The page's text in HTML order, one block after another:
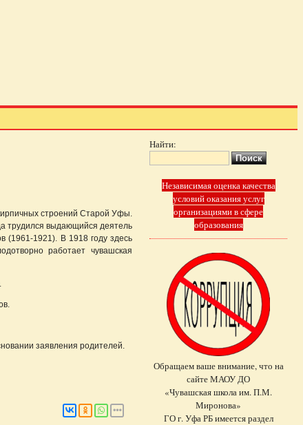
строений Старой Уфы.
трудился выдающийся деятель
(1961-1921). В 1918 году здесь
работает чувашская
заявления родителей.
Найти:
Независимая оценка качества
условий оказания услуг
организациями в сфере
образования
Обращаем ваше внимание, что на
сайте МАОУ ДО
«Чувашская школа им. П.М.
Миронова»
ГО г. Уфа РБ имеется раздел